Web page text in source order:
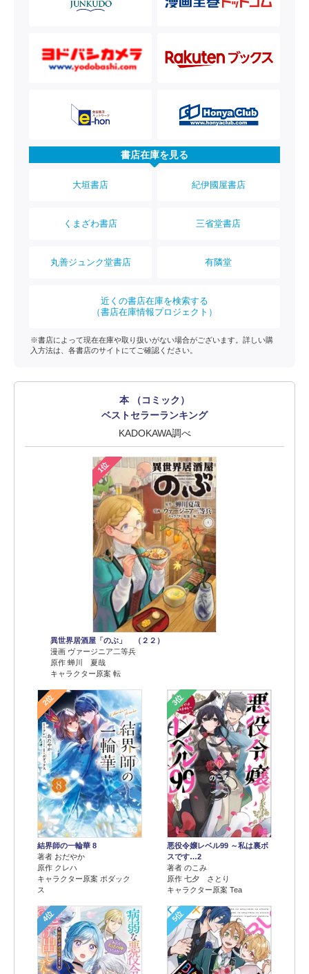
書店在庫を見る
大垣書店 紀伊國屋書店
くまざわ書店 三省堂書店
丸善ジュンク堂書店 有隣堂
近くの書店在庫を検索する
（書店在庫情報プロジェクト）
※書店によって現在在庫や取り扱いがない場合がございます。詳しい購
入方法は、各書店のサイトにてご確認ください。
本 （コミック）
ベストセラーランキング
KADOKAWA調べ
1位
異世界居酒屋「のぶ」 （２２）
漫画 ヴァージニア二等兵
原作 蝉川 夏哉
キャラクター原案 転
2位
結界師の一輪華 8
著者 おだやか
原作 クレハ
キャラクター原案 ボダック
ス
3位
悪役令嬢レベル99 ～私は裏ボ
スです…2
著者 のこみ
原作 七夕 さとり
キャラクター原案 Tea
4位 5位